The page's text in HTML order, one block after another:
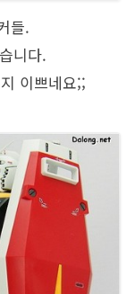
들.
니다.
이쁘네요;;